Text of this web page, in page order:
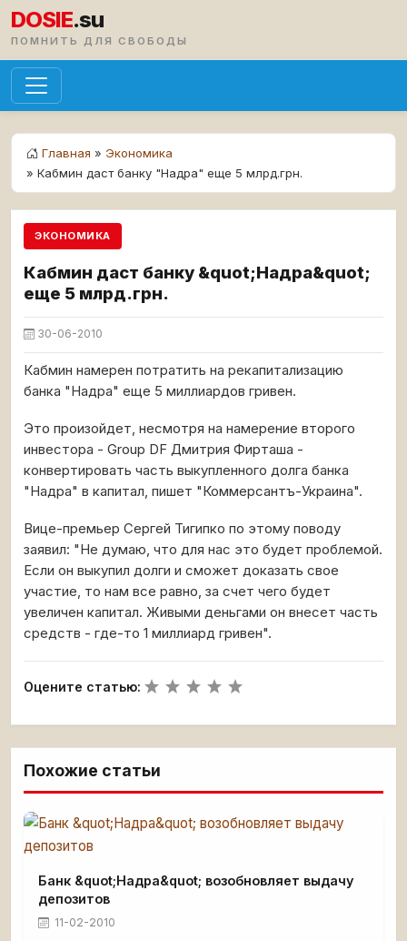
DOSIE.su
ПОМНИТЬ ДЛЯ СВОБОДЫ
Главная » Экономика
» Кабмин даст банку "Надра" еще 5 млрд.грн.
ЭКОНОМИКА
Кабмин даст банку &quot;Надра&quot;
еще 5 млрд.грн.
30-06-2010
Кабмин намерен потратить на рекапитализацию
банка "Надра" еще 5 миллиардов гривен.
Это произойдет, несмотря на намерение второго
инвестора - Group DF Дмитрия Фирташа -
конвертировать часть выкупленного долга банка
"Надра" в капитал, пишет "Коммерсантъ-Украина".
Вице-премьер Сергей Тигипко по этому поводу
заявил: "Не думаю, что для нас это будет проблемой.
Если он выкупил долги и сможет доказать свое
участие, то нам все равно, за счет чего будет
увеличен капитал. Живыми деньгами он внесет часть
средств - где-то 1 миллиард гривен".
Оцените статью:
Похожие статьи
Банк &quot;Надра&quot; возобновляет выдачу
депозитов
11-02-2010